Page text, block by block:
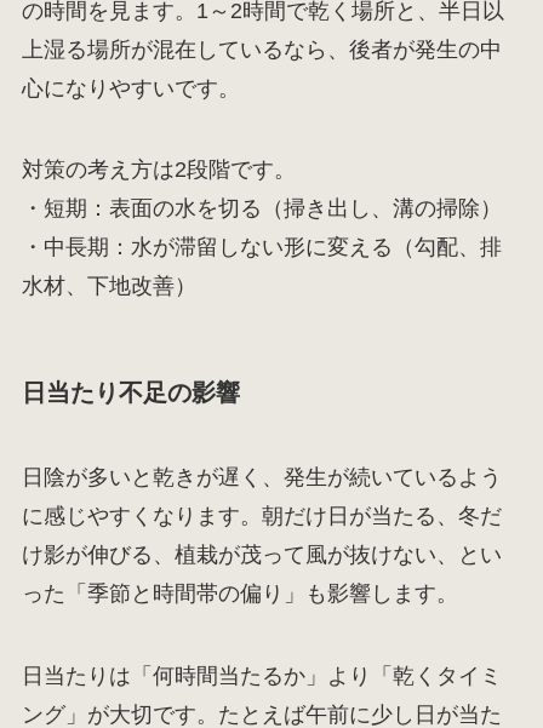
の時間を見ます。1～2時間で乾く場所と、半日以
上湿る場所が混在しているなら、後者が発生の中
心になりやすいです。
対策の考え方は2段階です。
・短期：表面の水を切る（掃き出し、溝の掃除）
・中長期：水が滞留しない形に変える（勾配、排
水材、下地改善）
日当たり不足の影響
日陰が多いと乾きが遅く、発生が続いているよう
に感じやすくなります。朝だけ日が当たる、冬だ
け影が伸びる、植栽が茂って風が抜けない、とい
った「季節と時間帯の偏り」も影響します。
日当たりは「何時間当たるか」より「乾くタイミ
ング」が大切です。たとえば午前に少し日が当た